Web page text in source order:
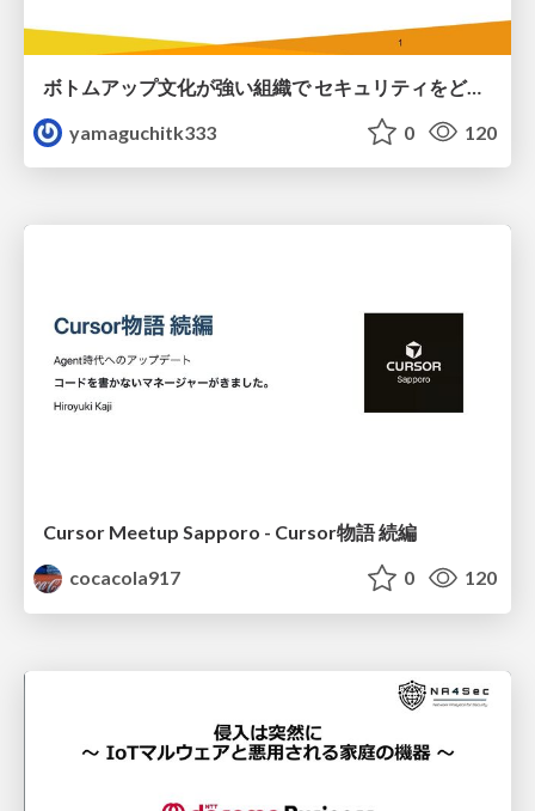
ボトムアップ文化が強い組織で セキュリティをどう根付かせていくかの現在進行形の話 / Making Security Stick in a Bottom-Up Organization
yamaguchitk333
0 120
Cursor Meetup Sapporo - Cursor物語 続編
cocacola917
0 120